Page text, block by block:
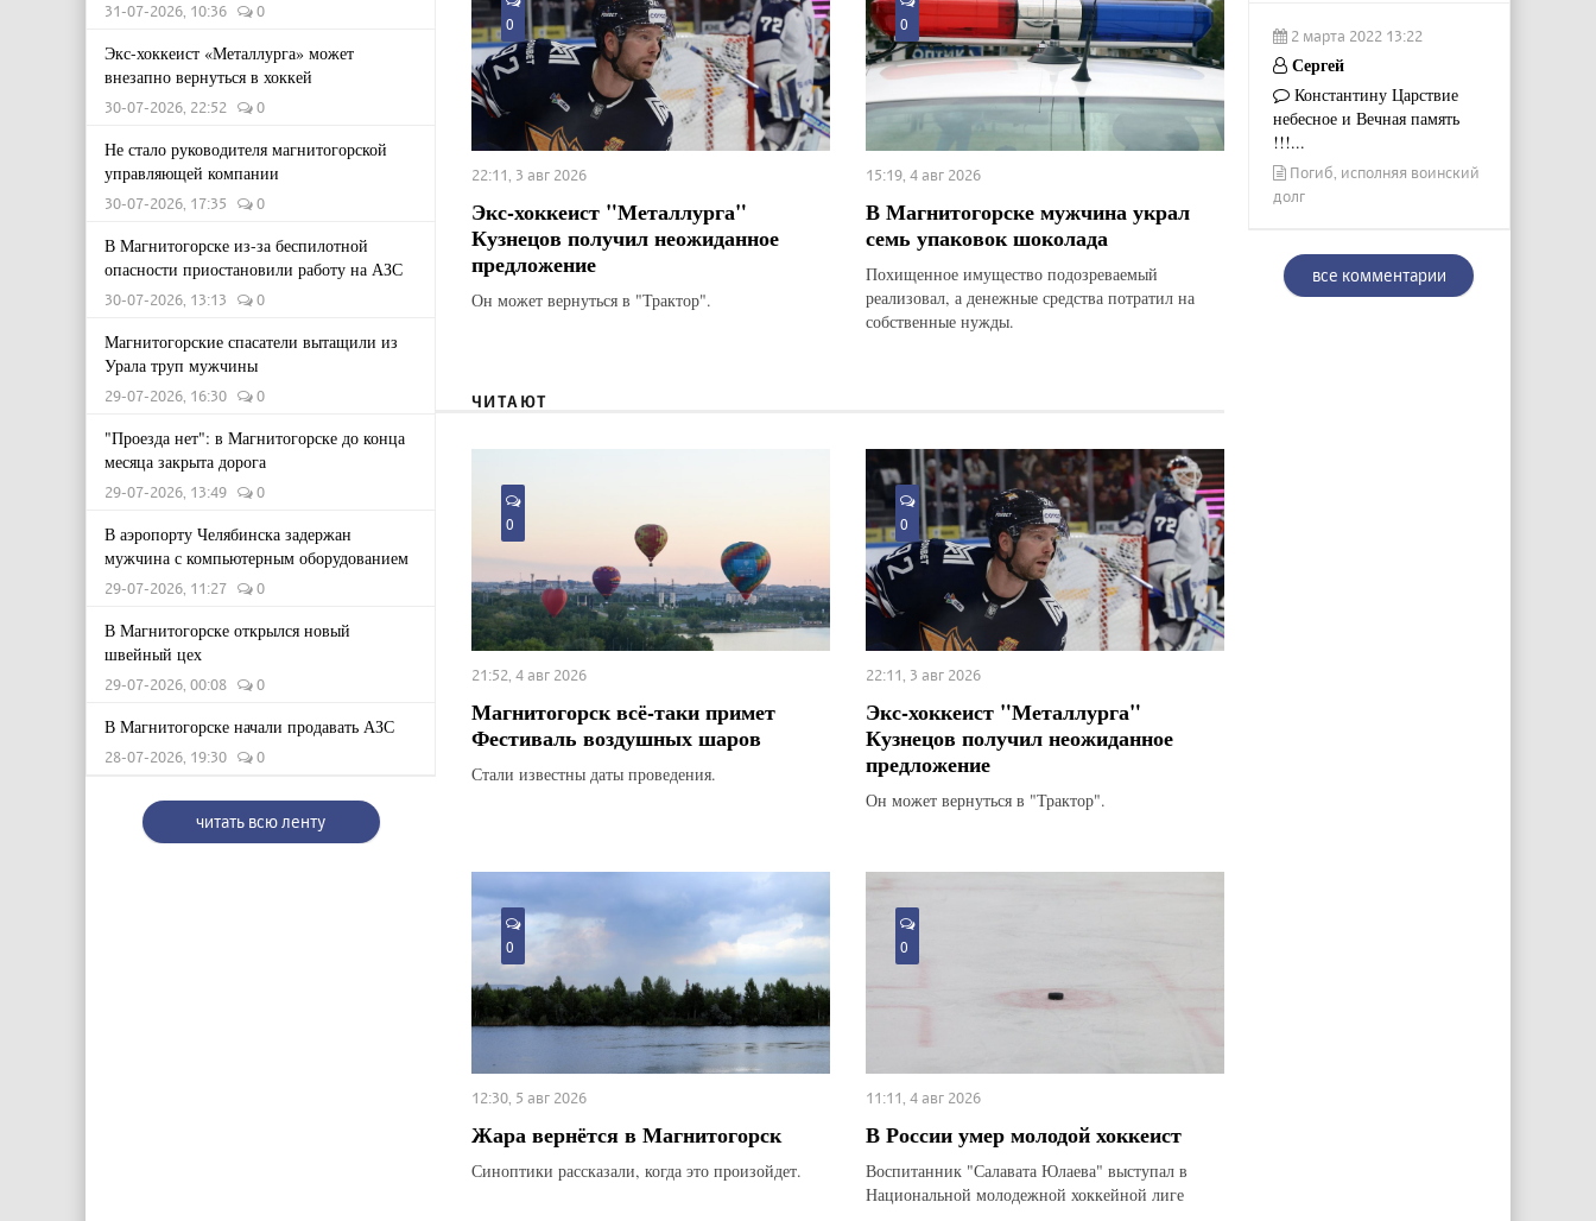
31-07-2026, 10:36 0
Экс-хоккеист «Металлурга» может
внезапно вернуться в хоккей
30-07-2026, 22:52 0
Не стало руководителя магнитогорской
управляющей компании
30-07-2026, 17:35 0
В Магнитогорске из-за беспилотной
опасности приостановили работу на АЗС
30-07-2026, 13:13 0
Магнитогорские спасатели вытащили из
Урала труп мужчины
29-07-2026, 16:30 0
"Проезда нет": в Магнитогорске до конца
месяца закрыта дорога
29-07-2026, 13:49 0
В аэропорту Челябинска задержан
мужчина с компьютерным оборудованием
29-07-2026, 11:27 0
В Магнитогорске открылся новый
швейный цех
29-07-2026, 00:08 0
В Магнитогорске начали продавать АЗС
28-07-2026, 19:30 0
читать всю ленту
0
22:11, 3 авг 2026
Экс-хоккеист "Металлурга"
Кузнецов получил неожиданное
предложение
Он может вернуться в "Трактор".
0
15:19, 4 авг 2026
В Магнитогорске мужчина украл
семь упаковок шоколада
Похищенное имущество подозреваемый
реализовал, а денежные средства потратил на
собственные нужды.
ЧИТАЮТ
0
21:52, 4 авг 2026
Магнитогорск всё-таки примет
Фестиваль воздушных шаров
Стали известны даты проведения.
0
22:11, 3 авг 2026
Экс-хоккеист "Металлурга"
Кузнецов получил неожиданное
предложение
Он может вернуться в "Трактор".
0
12:30, 5 авг 2026
Жара вернётся в Магнитогорск
Синоптики рассказали, когда это произойдет.
0
11:11, 4 авг 2026
В России умер молодой хоккеист
Воспитанник "Салавата Юлаева" выступал в
Национальной молодежной хоккейной лиге
2 марта 2022 13:22
Сергей
Константину Царствие
небесное и Вечная память
!!!...
Погиб, исполняя воинский
долг
все комментарии